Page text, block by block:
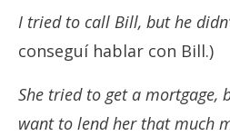
I tried to call Bill, but he
conseguí hablar con Bill.)
She tried to get a mortgage,
want to lend her that much